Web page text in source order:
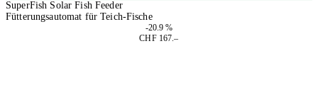
SuperFish Solar Fish Feeder
Fütterungsautomat für Teich-Fische
-20.9 %
CHF 167.–